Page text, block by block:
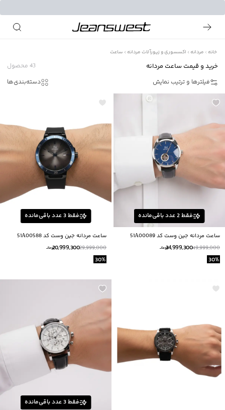
خانه مردانه اکسسوری و زیورآلات مردانه ساعت
خرید و قیمت ساعت مردانه 43 محصول
فیلترها و ترتیب نمایش
دسته‌بندی‌ها
فقط2عدد باقی‌مانده
ساعت مردانه جين وست كد 51A00089
49,999,000
34,999,300تومانــ
30%
فقط3عدد باقی‌مانده
ساعت مردانه جين وست كد 51A00588
29,999,000
20,999,300تومانــ
30%
فقط3عدد باقی‌مانده